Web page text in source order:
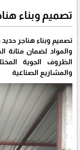
تصميم وبناء
تصميم وبناء هناجر
والمواد لضمان متانة
الظروف الجوية
والمشاريع الصناعية